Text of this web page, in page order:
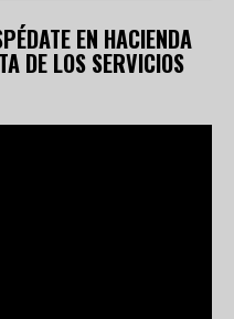
EN HACIENDA
DE LOS SERVICIOS